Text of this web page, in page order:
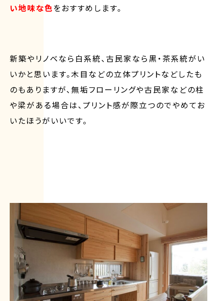
い地味な色をおすすめします。
新築やリノベなら白系統、古民家なら黒・茶系統がい
いかと思います。木目などの立体プリントなどしたも
のもありますが、無垢フローリングや古民家などの柱
や梁がある場合は、プリント感が際立つのでやめてお
いたほうがいいです。